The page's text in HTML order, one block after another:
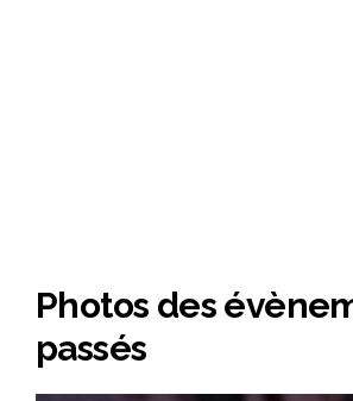
Photos des
passés